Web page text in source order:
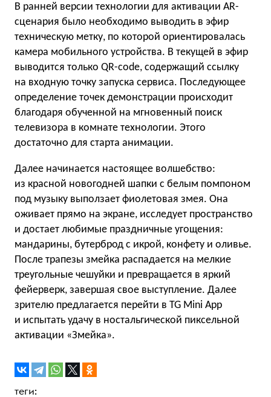
В ранней версии технологии для активации AR-
сценария было необходимо выводить в эфир
техническую метку, по которой ориентировалась
камера мобильного устройства. В текущей в эфир
выводится только QR-code, содержащий ссылку
на входную точку запуска сервиса. Последующее
определение точек демонстрации происходит
благодаря обученной на мгновенный поиск
телевизора в комнате технологии. Этого
достаточно для старта анимации.
Далее начинается настоящее волшебство:
из красной новогодней шапки с белым помпоном
под музыку выползает фиолетовая змея. Она
оживает прямо на экране, исследует пространство
и достает любимые праздничные угощения:
мандарины, бутерброд с икрой, конфету и оливье.
После трапезы змейка распадается на мелкие
треугольные чешуйки и превращается в яркий
фейерверк, завершая свое выступление. Далее
зрителю предлагается перейти в TG Mini App
и испытать удачу в ностальгической пиксельной
активации «Змейка».